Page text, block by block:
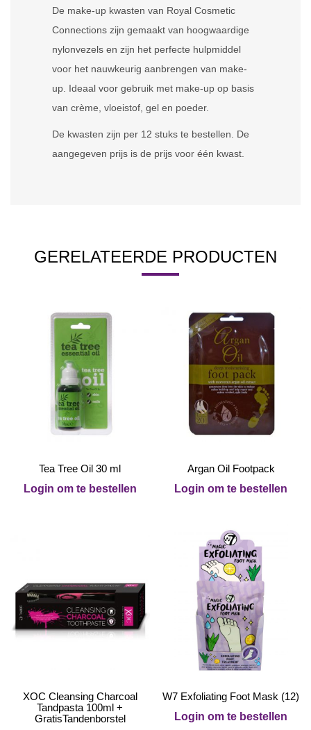
De make-up kwasten van Royal Cosmetic
Connections zijn gemaakt van hoogwaardige
nylonvezels en zijn het perfecte hulpmiddel
voor het nauwkeurig aanbrengen van make-
up. Ideaal voor gebruik met make-up op basis
van crème, vloeistof, gel en poeder.
De kwasten zijn per 12 stuks te bestellen. De
aangegeven prijs is de prijs voor één kwast.
GERELATEERDE PRODUCTEN
Tea Tree Oil 30 ml
Login om te bestellen
Argan Oil Footpack
Login om te bestellen
XOC Cleansing Charcoal
Tandpasta 100ml +
GratisTandenborstel
W7 Exfoliating Foot Mask (12)
Login om te bestellen